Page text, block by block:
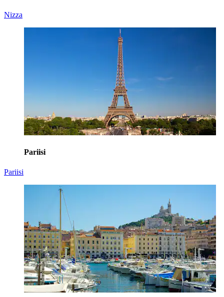
Nizza
Pariisi
Pariisi